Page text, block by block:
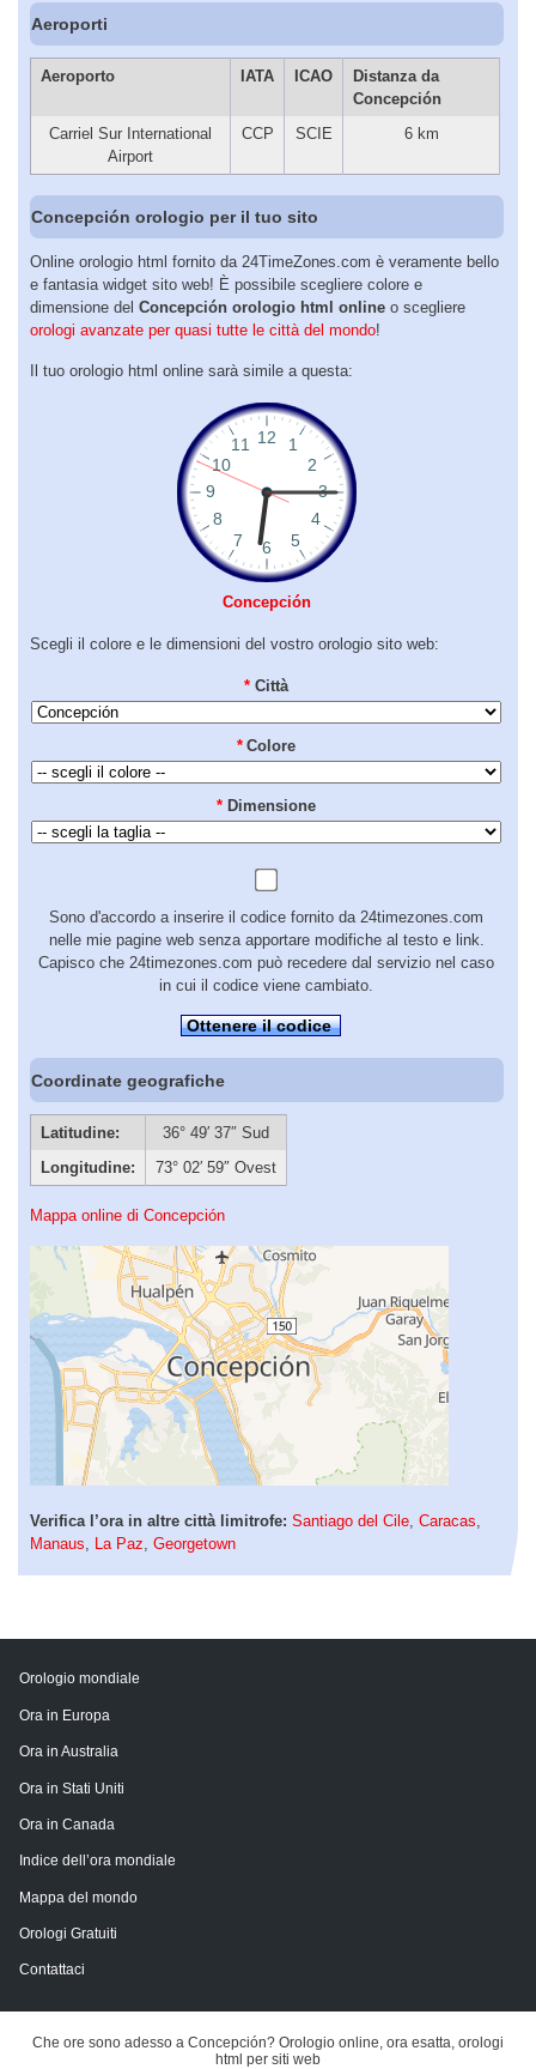
Aeroporti
Aeroporto IATA ICAO
Distanza da
Concepción
Carriel Sur International
Airport
CCP SCIE 6 km
Concepción orologio per il tuo sito
Online orologio html fornito da 24TimeZones.com è veramente bello
e fantasia widget sito web! È possibile scegliere colore e
dimensione del Concepción orologio html online o scegliere
orologi avanzate per quasi tutte le città del mondo!
Il tuo orologio html online sarà simile a questa:
Concepción
Scegli il colore e le dimensioni del vostro orologio sito web:
* Città
* Colore
* Dimensione
Sono d'accordo a inserire il codice fornito da 24timezones.com
nelle mie pagine web senza apportare modifiche al testo e link.
Capisco che 24timezones.com può recedere dal servizio nel caso
in cui il codice viene cambiato.
Ottenere il codice
Coordinate geografiche
Latitudine:
36° 49′ 37″ Sud
Longitudine:
73° 02′ 59″ Ovest
Mappa online di Concepción
Verifica l’ora in altre città limitrofe: Santiago del Cile Caracas
Manaus
La Paz Georgetown
Orologio mondiale
Ora in Europa
Ora in Australia
Ora in Stati Uniti
Ora in Canada
Indice dell’ora mondiale
Mappa del mondo
Orologi Gratuiti
Contattaci
Che ore sono adesso a Concepción? Orologio online, ora esatta, orologi
html per siti web